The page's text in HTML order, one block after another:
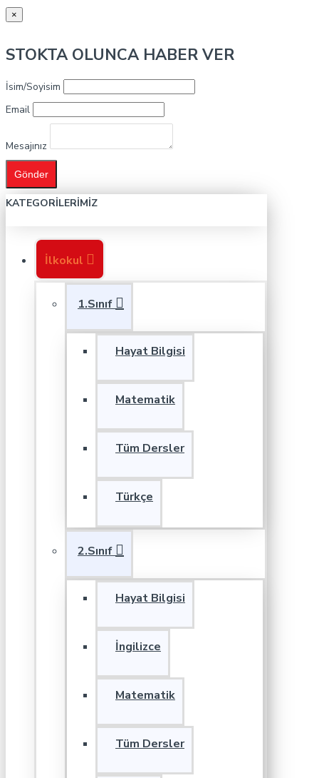
×
STOKTA OLUNCA HABER VER
İsim/Soyisim
Email
Mesajınız
Gönder
KATEGORILERIMIZ
İlkokul
1.Sınıf
Hayat Bilgisi
Matematik
Tüm Dersler
Türkçe
2.Sınıf
Hayat Bilgisi
İngilizce
Matematik
Tüm Dersler